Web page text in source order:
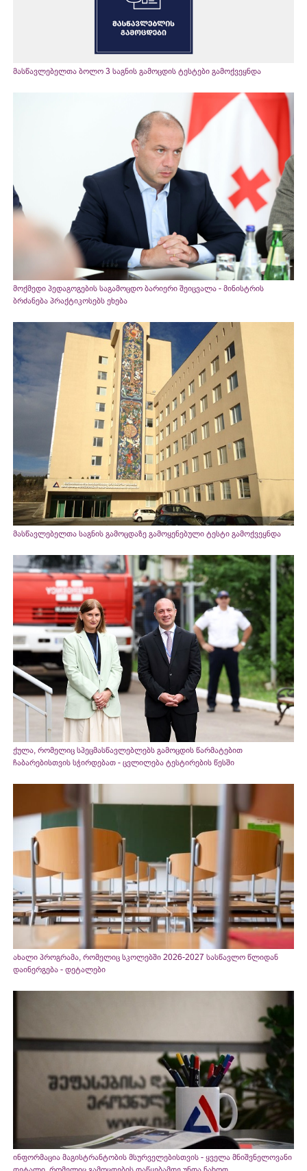
მასწავლებელთა ბოლო 3 საგნის გამოცდის ტესტები გამოქვეყნდა
მოქმედი პედაგოგების საგამოცდო ბარიერი შეიცვალა - მინისტრის
ბრძანება პრაქტიკოსებს ეხება
მასწავლებელთა საგნის გამოცდაზე გამოყენებული ტესტი გამოქვეყნდა
ქულა, რომელიც სპეცმასწავლებლებს გამოცდის წარმატებით
ჩაბარებისთვის სჭირდებათ - ცვლილება ტესტირების წესში
ახალი პროგრამა, რომელიც სკოლებში 2026-2027 სასწავლო წლიდან
დაინერგება - დეტალები
ინფორმაცია მაგისტრანტობის მსურველებისთვის - ყველა მნიშვნელოვანი